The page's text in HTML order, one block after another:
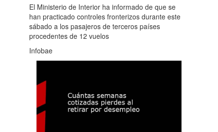
El Ministerio de Interior ha informado de que se
han practicado controles fronterizos durante este
sábado a los pasajeros de terceros países
procedentes de 12 vuelos
Infobae